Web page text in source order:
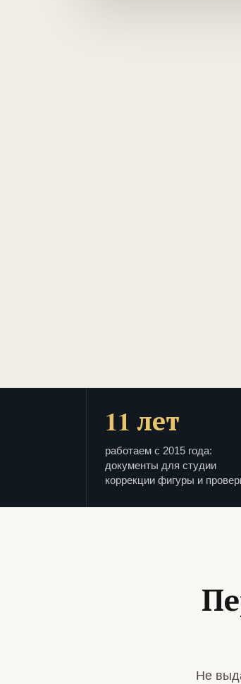
11 лет
работаем с 2015 года:
документы для студии
коррекции фигуры и
Не